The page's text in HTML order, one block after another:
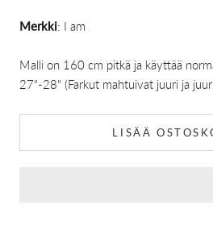
Merkki: I am
Malli on 160 cm pitkä ja käyttää
27"-28" (Farkut mahtuivat juuri ja
LISÄÄ